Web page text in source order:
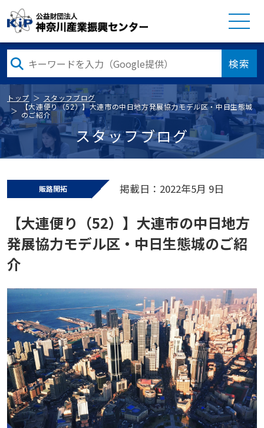
検索
トップ
スタッフブログ
【大連便り（52）】大連市の中日地方発展協力モデル区・中日生態城
のご紹介
スタッフブログ
販路開拓 掲載日：2022年5月 9日
【大連便り（52）】大連市の中日地方
発展協力モデル区・中日生態城のご紹
介